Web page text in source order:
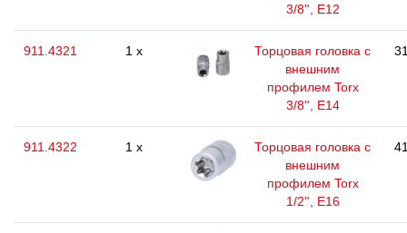
3/8'', E12
911.4321 1 x
Торцовая головка с
внешним
профилем Torx
3/8'', E14
911.4322 1 x
Торцовая головка с
внешним
профилем Torx
1/2'', E16